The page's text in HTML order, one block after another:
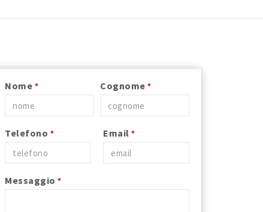
Nome * Cognome *
Telefono * Email *
Messaggio *